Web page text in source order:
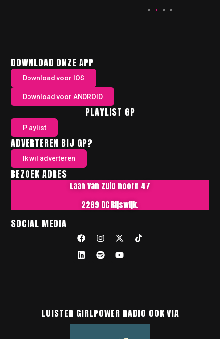
DOWNLOAD ONZE APP
Download voor IOS
Download voor ANDROID
PLAYLIST GP
Playlist
ADVERTEREN BIJ GP?
Ik wil adverteren
BEZOEK ADRES
Laan van zuid hoorn 47
2289 DC Rijswijk.
SOCIAL MEDIA
LUISTER GIRLPOWER RADIO OOK VIA